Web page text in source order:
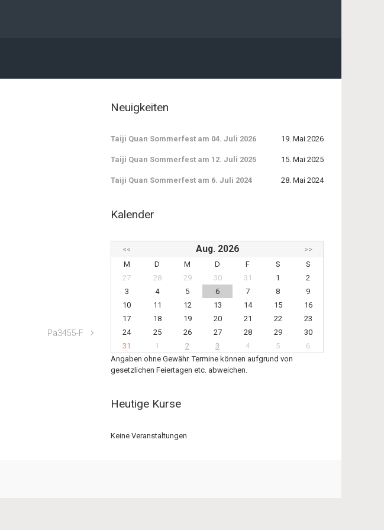
Pa3455-F
Neuigkeiten
Taiji Quan Sommerfest am 04. Juli 2026 19. Mai 2026
Taiji Quan Sommerfest am 12. Juli 2025 15. Mai 2025
Taiji Quan Sommerfest am 6. Juli 2024 28. Mai 2024
Kalender
<< Aug. 2026
>>
M
D M D F S
S
27
28 29 30 31 1
2
3
4 5 6 7 8
9
10
11 12 13 14 15
16
17
18 19 20 21 22
23
24
25 26 27 28 29
30
31
1 2 3 4 5
6
Angaben ohne Gewähr. Termine können aufgrund von
gesetzlichen Feiertagen etc. abweichen.
Heutige Kurse
Keine Veranstaltungen